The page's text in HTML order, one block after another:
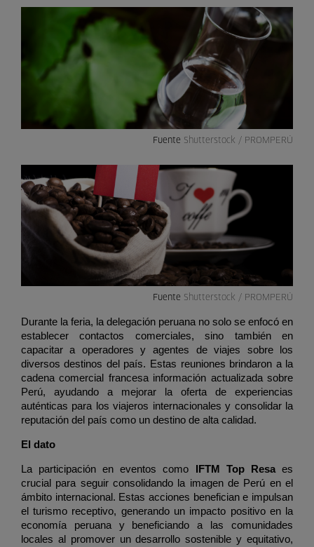
Fuente Shutterstock / PROMPERÚ
Fuente Shutterstock / PROMPERÚ
Durante la feria, la delegación peruana no solo se enfocó en
establecer contactos comerciales, sino también en
capacitar a operadores y agentes de viajes sobre los
diversos destinos del país. Estas reuniones brindaron a la
cadena comercial francesa información actualizada sobre
Perú, ayudando a mejorar la oferta de experiencias
auténticas para los viajeros internacionales y consolidar la
reputación del país como un destino de alta calidad.
El dato
La participación en eventos como IFTM Top Resa es
crucial para seguir consolidando la imagen de Perú en el
ámbito internacional. Estas acciones benefician e impulsan
el turismo receptivo, generando un impacto positivo en la
economía peruana y beneficiando a las comunidades
locales al promover un desarrollo sostenible y equitativo,